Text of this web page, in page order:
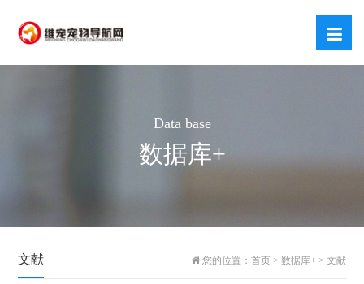
Data base
数据库+
文献 您的位置： 首页> 数据库+ > 文献